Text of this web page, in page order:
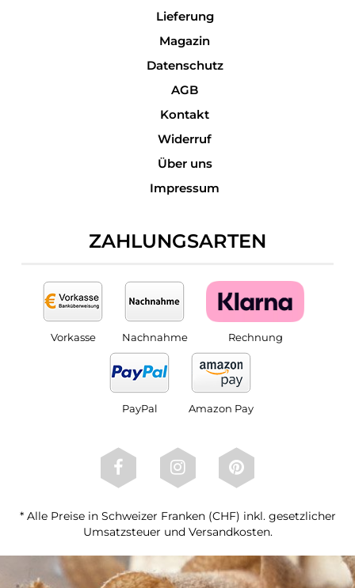
Lieferung
Magazin
Datenschutz
AGB
Kontakt
Widerruf
Über uns
Impressum
ZAHLUNGSARTEN
Vorkasse Nachnahme Rechnung
PayPal Amazon Pay
* Alle Preise in Schweizer Franken (CHF) inkl. gesetzlicher
Umsatzsteuer und Versandkosten.